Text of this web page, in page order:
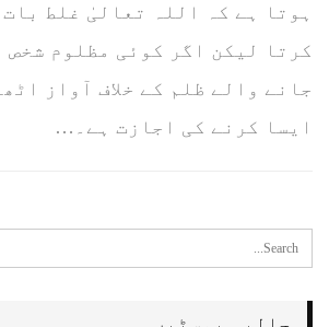
ہوتا ہے کہ اللہ تعالیٰ غلط
کرتا لیکن اگر کوئی مظلوم شخص
جانے والے ظلم کے خلاف آواز
ایسا کرنے کی اجازت ہے۔…